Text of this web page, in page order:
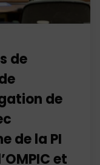
de
de
de la PI
et